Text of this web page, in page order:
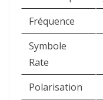
Fréquence
Symbole
Rate
Polarisation